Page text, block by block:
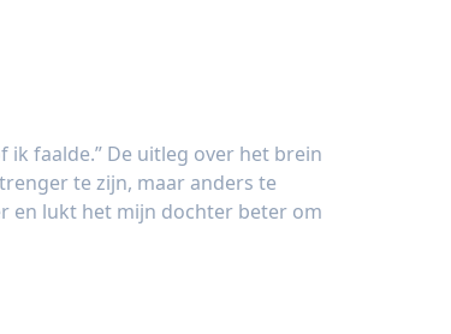
ik faalde.” De uitleg over het brein
te zijn, maar anders te
en lukt het mijn dochter beter om